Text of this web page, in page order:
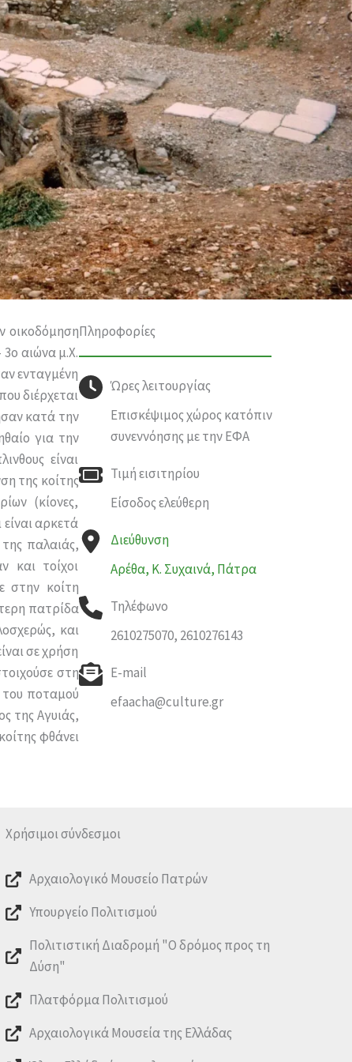
οικοδόμηση
αιώνα μ.Χ.
ενταγμένη
διέρχεται
κατά την
για την
είναι
της κοίτης
(κίονες,
αρκετά
παλαιάς,
και τοίχοι
στην κοίτη
πατρίδα
και
σε χρήση
στη
του ποταμού
της Αγυιάς,
φθάνει
Πληροφορίες
Ώρες λειτουργίας
Επισκέψιμος χώρος κατόπιν
συνεννόησης με την ΕΦΑ
Τιμή εισιτηρίου
Είσοδος ελεύθερη
Διεύθυνση
Αρέθα, Κ. Συχαινά, Πάτρα
Τηλέφωνο
2610275070, 2610276143
E-mail
efaacha@culture.gr
Χρήσιμοι σύνδεσμοι
Αρχαιολογικό Μουσείο Πατρών
Υπουργείο Πολιτισμού
Πολιτιστική Διαδρομή "Ο δρόμος προς τη
Δύση"
Πλατφόρμα Πολιτισμού
Αρχαιολογικά Μουσεία της Ελλάδας